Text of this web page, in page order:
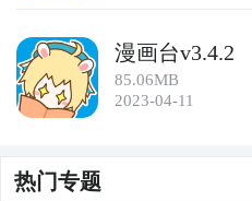
漫画台v3.4.2
85.06MB
2023-04-11
热门专题